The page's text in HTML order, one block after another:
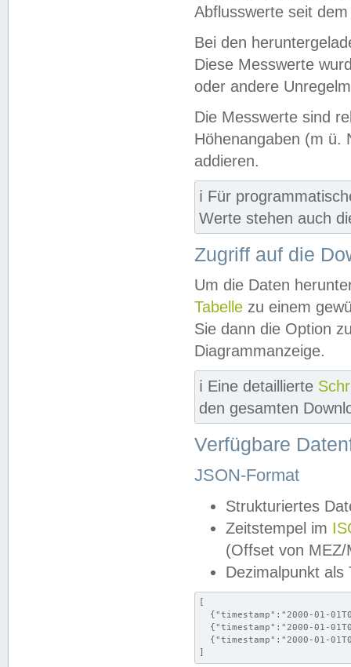
Abflusswerte seit
Bei den
Diese Messwerte
oder andere
Die Messwerte sind
Höhenangaben (m ü.
addieren.
ℹ️ Für
Werte stehen auch
Zugriff auf die
Um die Daten
Tabelle zu einem
Sie dann die Option
Diagrammanzeige.
ℹ️ Eine detaillierte
den gesamten
Verfügbare
JSON-Format
Strukturiertes
Zeitstempel im
(Offset von MEZ/
Dezimalpunkt als
[
{"timestamp":"2000-01-
{"timestamp":"2000-01-
{"timestamp":"2000-01-
]